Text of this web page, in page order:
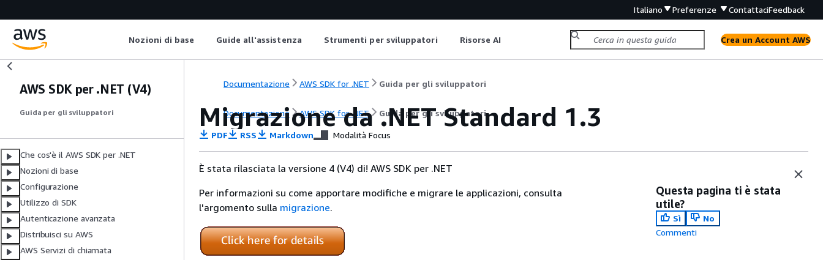
Italiano Preferenze ContattaciFeedback
Nozioni di base Guide all'assistenza Strumenti per sviluppatori Risorse AI Crea un Account AWS
AWS SDK per .NET (V4)
Guida per gli sviluppatori
Che cos'è il AWS SDK per .NET
Nozioni di base
Configurazione
Utilizzo di SDK
Autenticazione avanzata
Distribuisci su AWS
AWS Servizi di chiamata
Documentazione AWS SDK for .NET Guida per gli sviluppatori
Documentazione AWS SDK for .NET Guida per gli sviluppatori
Migrazione da .NET Standard 1.3
PDF RSS Markdown Modalità Focus
È stata rilasciata la versione 4 (V4) di! AWS SDK per .NET
Per informazioni su come apportare modifiche e migrare le applicazioni, consulta
l'argomento sulla migrazione.
Questa pagina ti è stata
utile?
Sì
No
Commenti